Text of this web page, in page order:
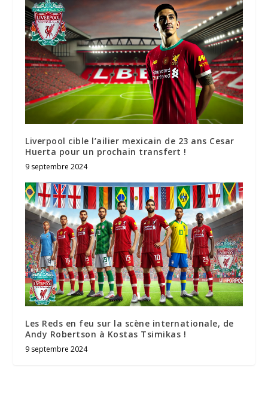
Liverpool cible l’ailier mexicain de 23 ans Cesar
Huerta pour un prochain transfert !
9 septembre 2024
Les Reds en feu sur la scène internationale, de
Andy Robertson à Kostas Tsimikas !
9 septembre 2024